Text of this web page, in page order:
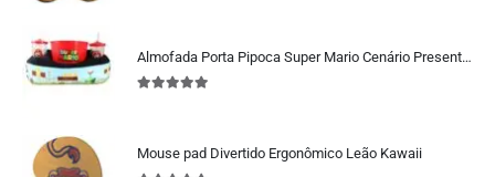
Almofada Porta Pipoca Super Mario Cenário Presente Criativo Geek
Mouse pad Divertido Ergonômico Leão Kawaii